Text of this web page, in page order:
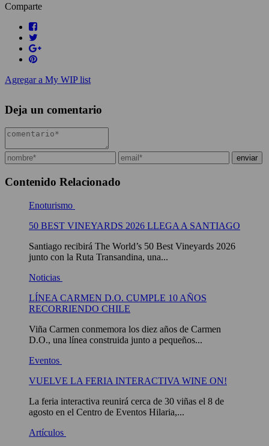
Comparte
Agregar a My WIP list
Deja un comentario
Contenido Relacionado
Enoturismo
50 BEST VINEYARDS 2026 LLEGA A SANTIAGO
Santiago recibirá The World’s 50 Best Vineyards 2026
junto con la Ruta Transandina, una...
Noticias
LÍNEA CARMEN D.O. CUMPLE 10 AÑOS
RECORRIENDO CHILE
Viña Carmen conmemora los diez años de Carmen
D.O., una línea construida junto a pequeños...
Eventos
VUELVE LA FERIA INTERACTIVA WINE ON!
La feria interactiva reunirá cerca de 30 viñas el 8 de
agosto en el Centro de Eventos Hilaria,...
Artículos